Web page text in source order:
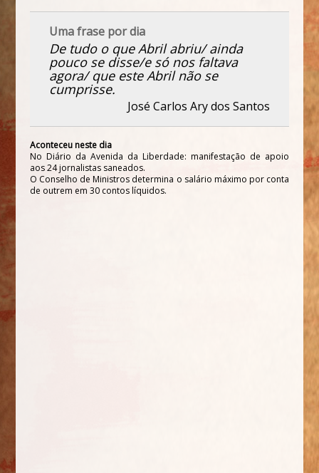
Uma frase por dia
De tudo o que Abril abriu/ ainda
pouco se disse/e só nos faltava
agora/ que este Abril não se
cumprisse.
José Carlos Ary dos Santos
Aconteceu neste dia
No Diário da Avenida da Liberdade: manifestação de apoio
aos 24 jornalistas saneados.
O Conselho de Ministros determina o salário máximo por conta
de outrem em 30 contos líquidos.